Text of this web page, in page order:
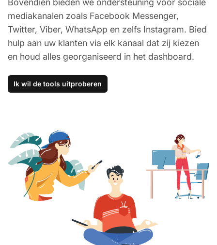
Bovendien bieden we ondersteuning voor sociale
mediakanalen zoals Facebook Messenger,
Twitter, Viber, WhatsApp en zelfs Instagram. Bied
hulp aan uw klanten via elk kanaal dat zij kiezen
en houd alles georganiseerd in het dashboard.
Ik wil de tools uitproberen